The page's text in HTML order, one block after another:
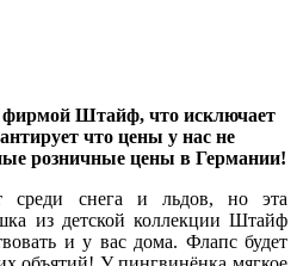
Штайф, что исключает
что цены у нас не
розничные цены в Германии!
среди снега и льдов, но эта
из детской коллекции Штайф
и у вас дома. Флапс будет